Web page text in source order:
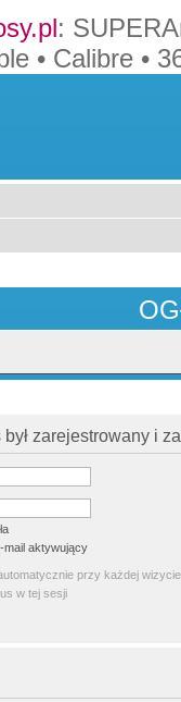
:
• Calibre •
zarejestrowany i
mail aktywujący
przy każdej wizycie
w tej sesji